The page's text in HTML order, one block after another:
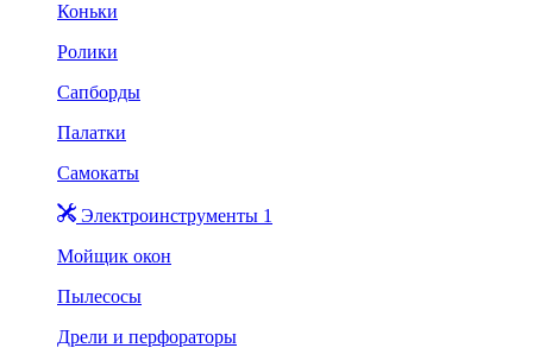
Коньки
Ролики
Сапборды
Палатки
Самокаты
Электроинструменты 1
Мойщик окон
Пылесосы
Дрели и перфораторы